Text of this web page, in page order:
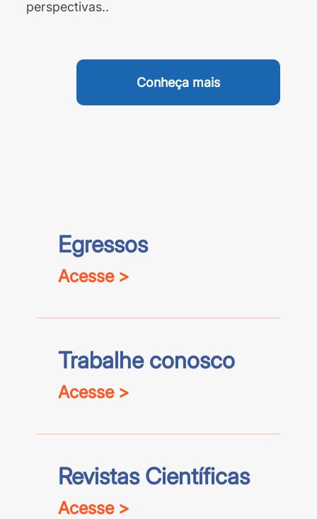
perspectivas..
Conheça mais
Egressos
Acesse >
Trabalhe conosco
Acesse >
Revistas Científicas
Acesse >